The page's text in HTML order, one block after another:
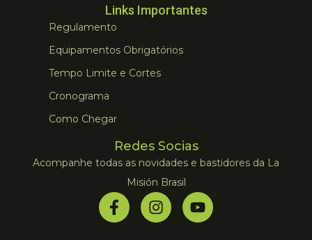
Links Importantes
Regulamento
Equipamentos Obrigatórios
Tempo Limite e Cortes
Cronograma
Como Chegar
Redes Socias
Acompanhe todas as novidades e bastidores da La
Misión Brasil